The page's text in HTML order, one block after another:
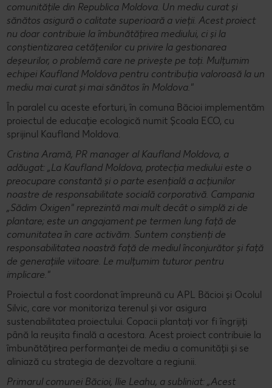
comunitățile din Republica Moldova. Un mediu curat și
sănătos asigură o calitate superioară a vieții. Acest proiect
nu doar contribuie la îmbunătățirea mediului, ci și la
conștientizarea cetățenilor cu privire la gestionarea
deșeurilor, o problemă care ne privește pe toți. Mulțumim
echipei Kaufland Moldova pentru contribuția valoroasă la un
mediu mai curat și mai sănătos în Moldova."
În paralel cu aceste eforturi, în comuna Băcioi implementăm
proiectul de educație ecologică numit Școala ECO, cu
sprijinul Kaufland Moldova.
Cristina Aramă, PR manager al Kaufland Moldova, a
adăugat: „La Kaufland Moldova, protecția mediului este o
preocupare constantă și o parte esențială a acțiunilor
noastre de responsabilitate socială corporativă. Campania
„Sădim Oxigen" reprezintă mai mult decât o simplă zi de
plantare; este un angajament pe termen lung față de
comunitatea în care activăm. Suntem conștienți de
responsabilitatea noastră față de mediul înconjurător și față
de generațiile viitoare. Le mulțumim tuturor pentru
implicare."
Proiectul a fost coordonat împreună cu APL Băcioi și Ocolul
Silvic, care vor monitoriza terenul și vor asigura
sustenabilitatea proiectului. Copacii plantați vor fi îngrijiți
până la reușita finală a acestora. Acest proiect contribuie la
îmbunătățirea performanței de mediu a comunității și se
aliniază cu strategia de dezvoltare a regiunii.
Primarul comunei Băcioi, Ilie Leahu, a subliniat: „Acest